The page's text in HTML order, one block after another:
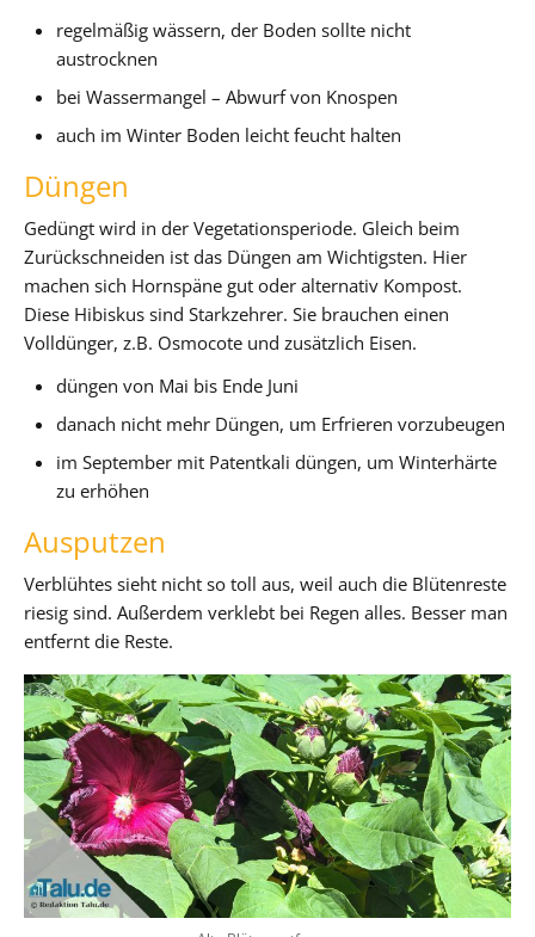
regelmäßig wässern, der Boden sollte nicht
austrocknen
bei Wassermangel – Abwurf von Knospen
auch im Winter Boden leicht feucht halten
Düngen
Gedüngt wird in der Vegetationsperiode. Gleich beim
Zurückschneiden ist das Düngen am Wichtigsten. Hier
machen sich Hornspäne gut oder alternativ Kompost.
Diese Hibiskus sind Starkzehrer. Sie brauchen einen
Volldünger, z.B. Osmocote und zusätzlich Eisen.
düngen von Mai bis Ende Juni
danach nicht mehr Düngen, um Erfrieren vorzubeugen
im September mit Patentkali düngen, um Winterhärte
zu erhöhen
Ausputzen
Verblühtes sieht nicht so toll aus, weil auch die Blütenreste
riesig sind. Außerdem verklebt bei Regen alles. Besser man
entfernt die Reste.